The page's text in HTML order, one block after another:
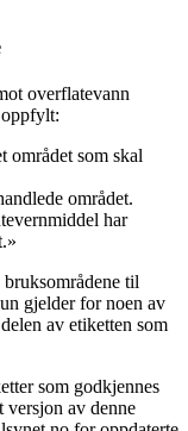
overflatevann
området som skal
området.
har
til
gjelder for noen av
av etiketten som
som godkjennes
versjon av denne